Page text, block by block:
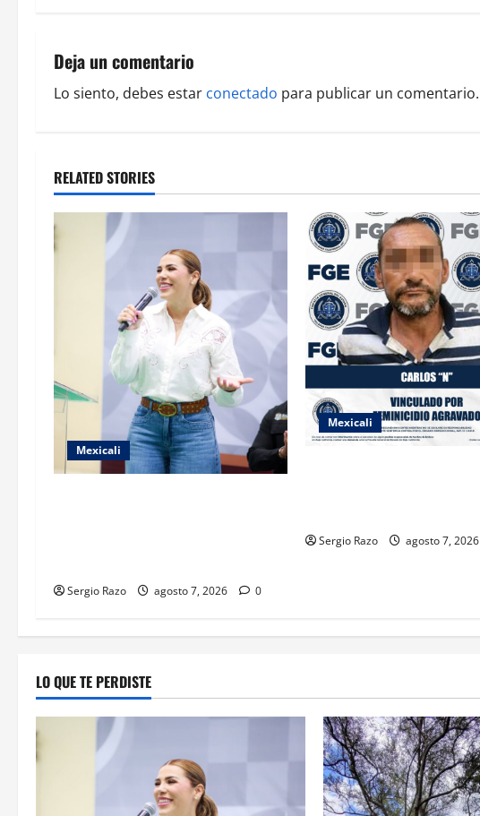
n
a
i
g
a
n
Deja un comentario
Lo siento, debes estar conectado para publicar un comentario.
RELATED STORIES
Mexicali
Sergio Razo agosto 7, 2026 0
Mexicali
Sergio Razo agosto 7, 2026
LO QUE TE PERDISTE